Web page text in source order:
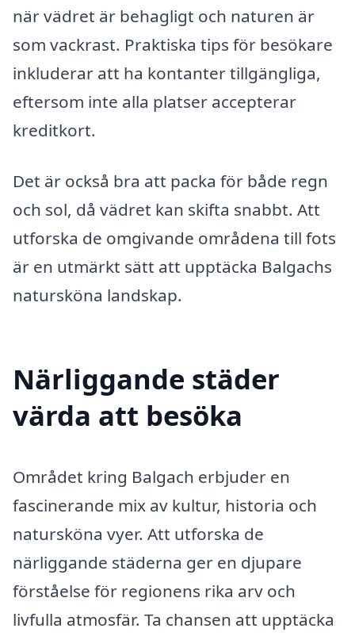
när vädret är behagligt och naturen är
som vackrast. Praktiska tips för besökare
inkluderar att ha kontanter tillgängliga,
eftersom inte alla platser accepterar
kreditkort.
Det är också bra att packa för både regn
och sol, då vädret kan skifta snabbt. Att
utforska de omgivande områdena till fots
är en utmärkt sätt att upptäcka Balgachs
natursköna landskap.
Närliggande städer
värda att besöka
Området kring Balgach erbjuder en
fascinerande mix av kultur, historia och
natursköna vyer. Att utforska de
närliggande städerna ger en djupare
förståelse för regionens rika arv och
livfulla atmosfär. Ta chansen att upptäcka